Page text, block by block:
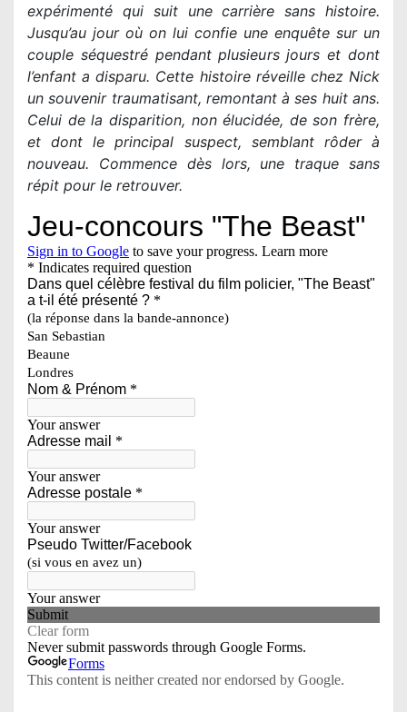
expérimenté qui suit une carrière sans histoire.
Jusqu’au jour où on lui confie une enquête sur un
couple séquestré pendant plusieurs jours et dont
l’enfant a disparu. Cette histoire réveille chez Nick
un souvenir traumatisant, remontant à ses huit ans.
Celui de la disparition, non élucidée, de son frère,
et dont le principal suspect, semblant rôder à
nouveau. Commence dès lors, une traque sans
répit pour le retrouver.